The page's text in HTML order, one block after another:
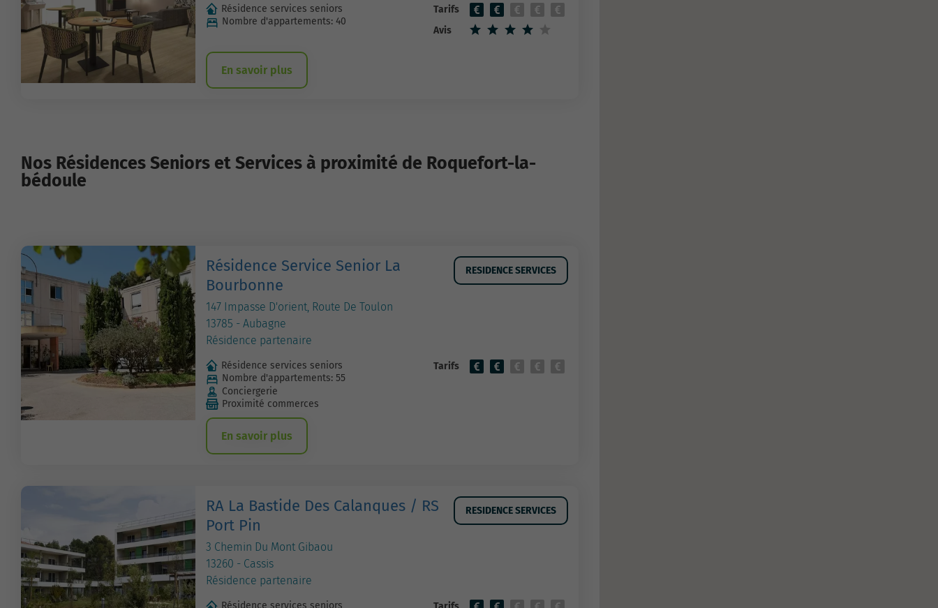
Résidence services seniors
Nombre d'appartements: 40
Tarifs
Avis
En savoir plus
Nos Résidences Seniors et Services à proximité de Roquefort-la-
bédoule
Résidence Service Senior La
Bourbonne
147 Impasse D'orient, Route De Toulon
13785 - Aubagne
Résidence partenaire
RESIDENCE SERVICES
Résidence services seniors
Nombre d'appartements: 55
Conciergerie
Proximité commerces
Tarifs
En savoir plus
RA La Bastide Des Calanques / RS
Port Pin
3 Chemin Du Mont Gibaou
13260 - Cassis
Résidence partenaire
RESIDENCE SERVICES